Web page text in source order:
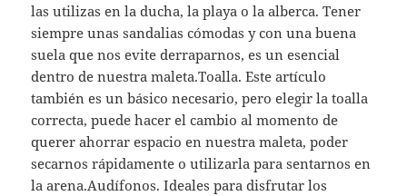
las utilizas en la ducha, la playa o la alberca. Tener
siempre unas sandalias cómodas y con una buena
suela que nos evite derraparnos, es un esencial
dentro de nuestra maleta.Toalla. Este artículo
también es un básico necesario, pero elegir la toalla
correcta, puede hacer el cambio al momento de
querer ahorrar espacio en nuestra maleta, poder
secarnos rápidamente o utilizarla para sentarnos en
la arena.Audífonos. Ideales para disfrutar los